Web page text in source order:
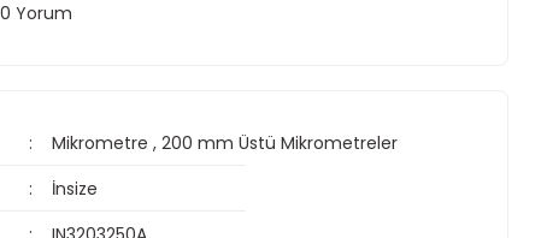
Yorum
Mikrometre ,200 mm Üstü Mikrometreler
İnsize